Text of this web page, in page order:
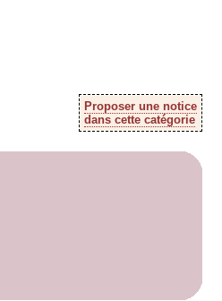
Proposer une notice
dans cette catégorie